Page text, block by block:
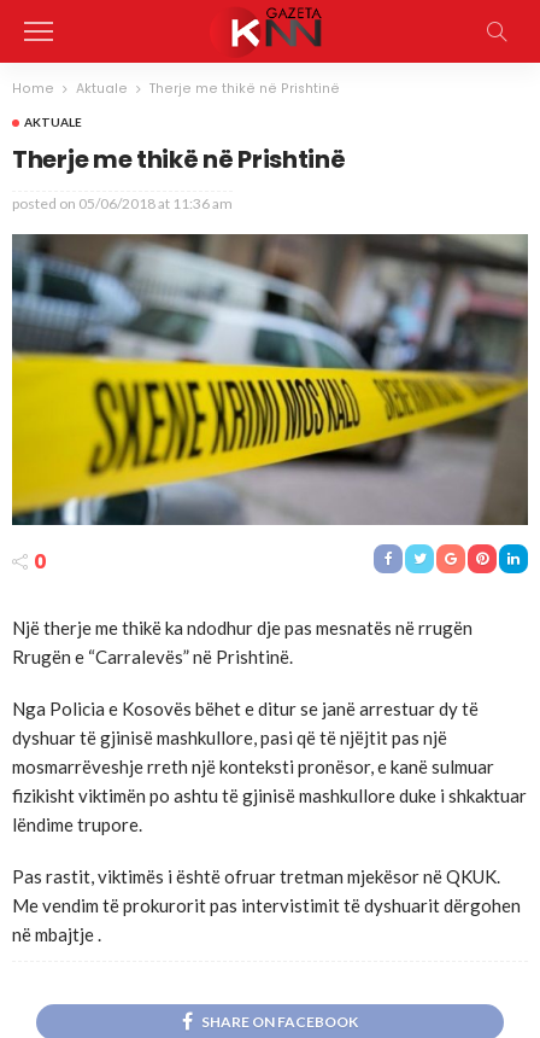
Home Aktuale Therje me thikë në Prishtinë
AKTUALE
Therje me thikë në Prishtinë
posted on 05/06/2018 at 11:36 am
0
Një therje me thikë ka ndodhur dje pas mesnatës në rrugën
Rrugën e “Carralevës” në Prishtinë.
Nga Policia e Kosovës bëhet e ditur se janë arrestuar dy të
dyshuar të gjinisë mashkullore, pasi që të njëjtit pas një
mosmarrëveshje rreth një konteksti pronësor, e kanë sulmuar
fizikisht viktimën po ashtu të gjinisë mashkullore duke i shkaktuar
lëndime trupore.
Pas rastit, viktimës i është ofruar tretman mjekësor në QKUK.
Me vendim të prokurorit pas intervistimit të dyshuarit dërgohen
në mbajtje .
SHARE ON FACEBOOK